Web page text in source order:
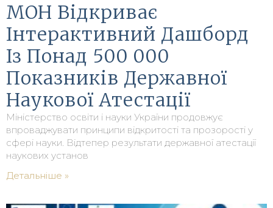
МОН Відкриває
Інтерактивний Дашборд
Із Понад 500 000
Показників Державної
Наукової Атестації
Міністерство освіти і науки України продовжує
впроваджувати принципи відкритості та прозорості у
сфері науки. Відтепер результати державної атестації
наукових установ
Детальніше »